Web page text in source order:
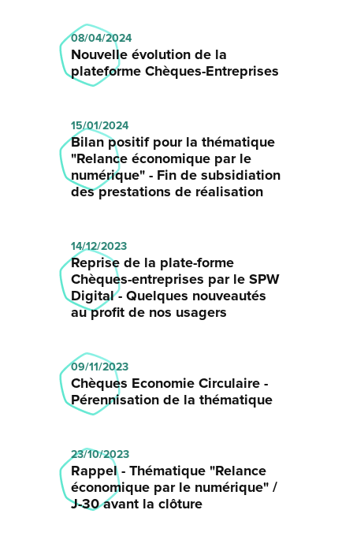
08/04/2024
Nouvelle évolution de la
plateforme Chèques-Entreprises
15/01/2024
Bilan positif pour la thématique
"Relance économique par le
numérique" - Fin de subsidiation
des prestations de réalisation
14/12/2023
Reprise de la plate-forme
Chèques-entreprises par le SPW
Digital - Quelques nouveautés
au profit de nos usagers
09/11/2023
Chèques Economie Circulaire -
Pérennisation de la thématique
23/10/2023
Rappel - Thématique "Relance
économique par le numérique" /
J-30 avant la clôture